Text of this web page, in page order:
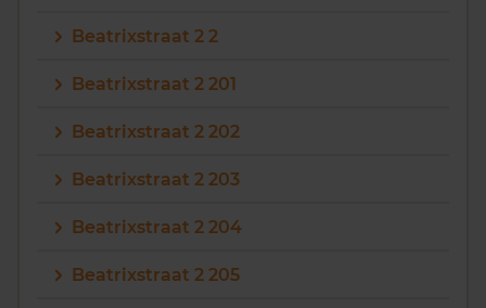
Beatrixstraat 2 2
Beatrixstraat 2 201
Beatrixstraat 2 202
Beatrixstraat 2 203
Beatrixstraat 2 204
Beatrixstraat 2 205